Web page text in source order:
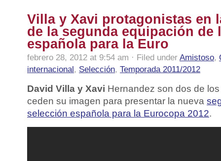
Villa y Xavi protagonistas en
de la segunda equipación de
española para la Euro
febrero 28, 2012 at 9:54 am · Filed under Amistoso,
internacional, Selección, Temporada 2011/2012
David Villa y Xavi Hernandez son dos de
ceden su imagen para presentar la nueva
selección española para la Eurocopa 2012.